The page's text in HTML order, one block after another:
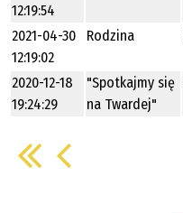
12:19:54
2021-04-30
12:19:02
Rodzina
2020-12-18
19:24:29
"Spotkajmy się
na Twardej"